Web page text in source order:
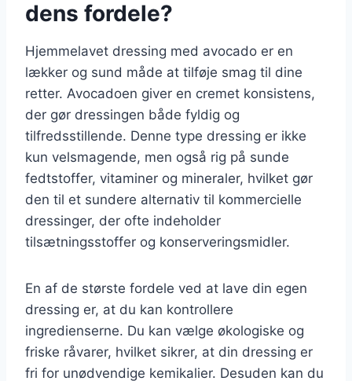
dens fordele?
Hjemmelavet dressing med avocado er en
lækker og sund måde at tilføje smag til dine
retter. Avocadoen giver en cremet konsistens,
der gør dressingen både fyldig og
tilfredsstillende. Denne type dressing er ikke
kun velsmagende, men også rig på sunde
fedtstoffer, vitaminer og mineraler, hvilket gør
den til et sundere alternativ til kommercielle
dressinger, der ofte indeholder
tilsætningsstoffer og konserveringsmidler.
En af de største fordele ved at lave din egen
dressing er, at du kan kontrollere
ingredienserne. Du kan vælge økologiske og
friske råvarer, hvilket sikrer, at din dressing er
fri for unødvendige kemikalier. Desuden kan du